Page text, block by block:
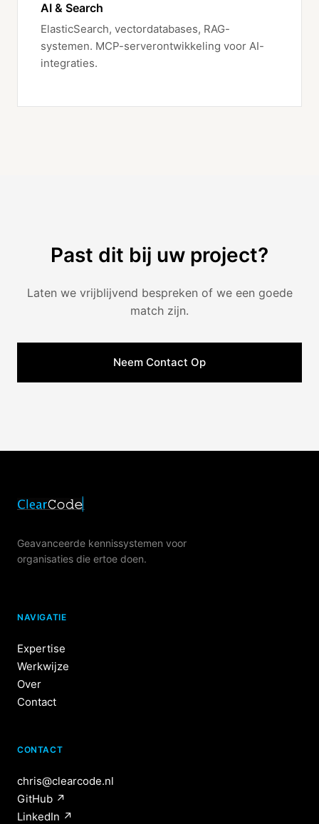
AI & Search
ElasticSearch, vectordatabases, RAG-
systemen. MCP-serverontwikkeling voor AI-
integraties.
Past dit bij uw project?
Laten we vrijblijvend bespreken of we een goede
match zijn.
Neem Contact Op
Geavanceerde kennissystemen voor
organisaties die ertoe doen.
NAVIGATIE
Expertise
Werkwijze
Over
Contact
CONTACT
chris@clearcode.nl
GitHub ↗
LinkedIn ↗